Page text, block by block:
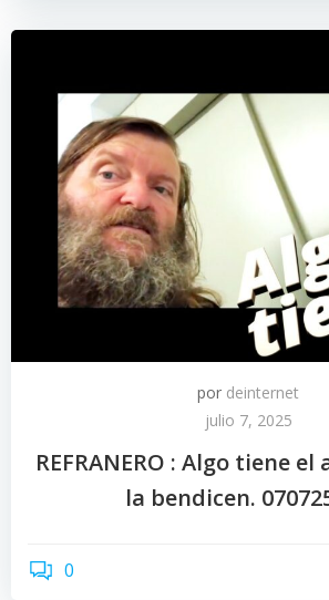
por deinternet
julio 7, 2025
REFRANERO : Algo tiene
la bendicen.
0